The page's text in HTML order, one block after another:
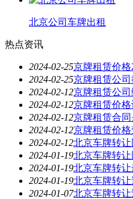
北京公司车牌出租
热点资讯
2024-02-25京牌租赁价
2024-02-25京牌租赁公
2024-02-12京牌租赁公
2024-02-12京牌租赁价
2024-02-12京牌租赁合
2024-02-12京牌租赁价
2024-02-12北京车牌转
2024-01-19北京车牌转
2024-01-19北京车牌转
2024-01-19北京车牌转
2024-01-07北京车牌转